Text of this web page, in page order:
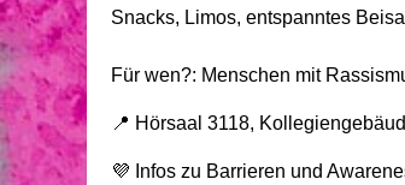
Snacks, Limos, entspanntes
Für wen?: Menschen mit
📍 Hörsaal 3118,
💜 Infos zu Barrieren und